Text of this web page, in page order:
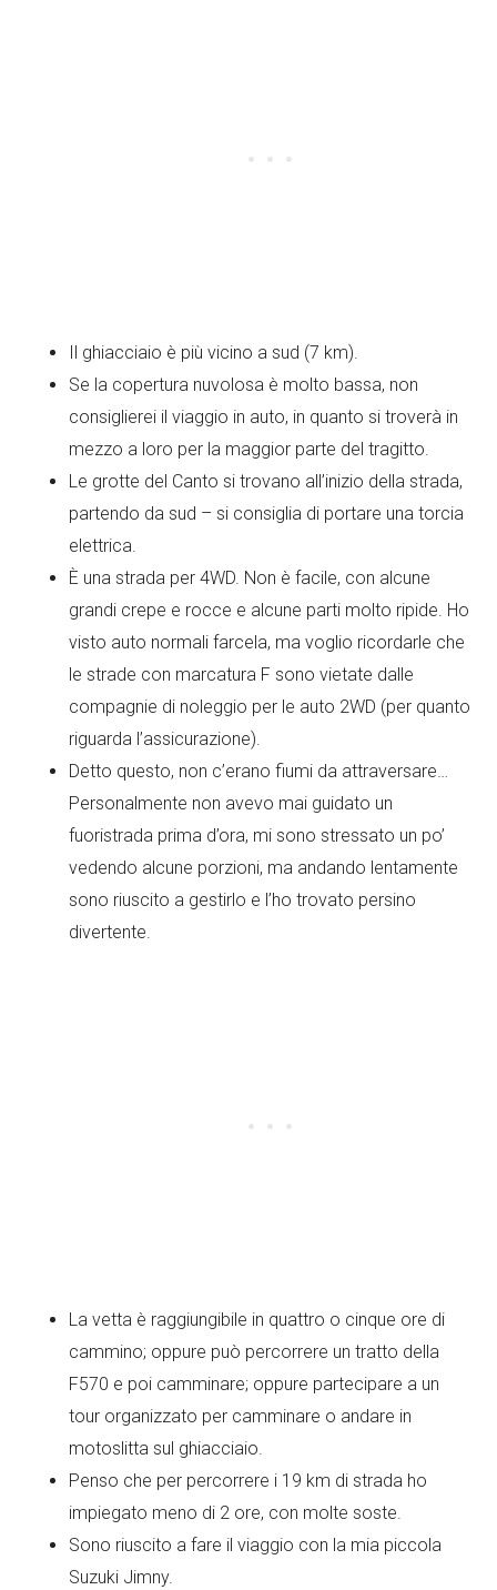
Il ghiacciaio è più vicino a sud (7 km).
Se la copertura nuvolosa è molto bassa, non
consiglierei il viaggio in auto, in quanto si troverà in
mezzo a loro per la maggior parte del tragitto.
Le grotte del Canto si trovano all’inizio della strada,
partendo da sud – si consiglia di portare una torcia
elettrica.
È una strada per 4WD. Non è facile, con alcune
grandi crepe e rocce e alcune parti molto ripide. Ho
visto auto normali farcela, ma voglio ricordarle che
le strade con marcatura F sono vietate dalle
compagnie di noleggio per le auto 2WD (per quanto
riguarda l’assicurazione).
Detto questo, non c’erano fiumi da attraversare…
Personalmente non avevo mai guidato un
fuoristrada prima d’ora, mi sono stressato un po’
vedendo alcune porzioni, ma andando lentamente
sono riuscito a gestirlo e l’ho trovato persino
divertente.
La vetta è raggiungibile in quattro o cinque ore di
cammino; oppure può percorrere un tratto della
F570 e poi camminare; oppure partecipare a un
tour organizzato per camminare o andare in
motoslitta sul ghiacciaio.
Penso che per percorrere i 19 km di strada ho
impiegato meno di 2 ore, con molte soste.
Sono riuscito a fare il viaggio con la mia piccola
Suzuki Jimny.